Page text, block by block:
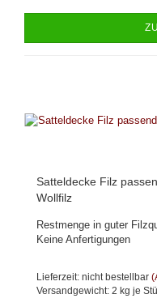
Satteldecke Filz
Wollfilz
Restmenge in guter
Keine Anfertigungen
Lieferzeit: nicht bestellbar
Versandgewicht: 2 kg je